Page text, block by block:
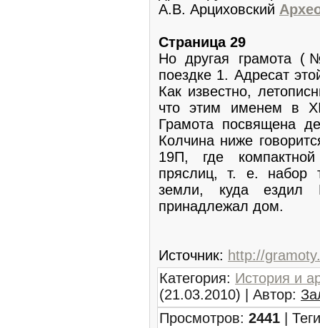
А.В. Арциховский
Страница 29
Но другая грамота
поездке 1. Адресат
Как известно,
что этим именем в
Грамота посвящена
Колчина ниже
19П, где
пряслиц, т. е. набор
земли, куда ездил
принадлежал дом.
Источник: http://
Категория: История и
(21.03.2010) | Автор:
Просмотров: 2441 | Теги